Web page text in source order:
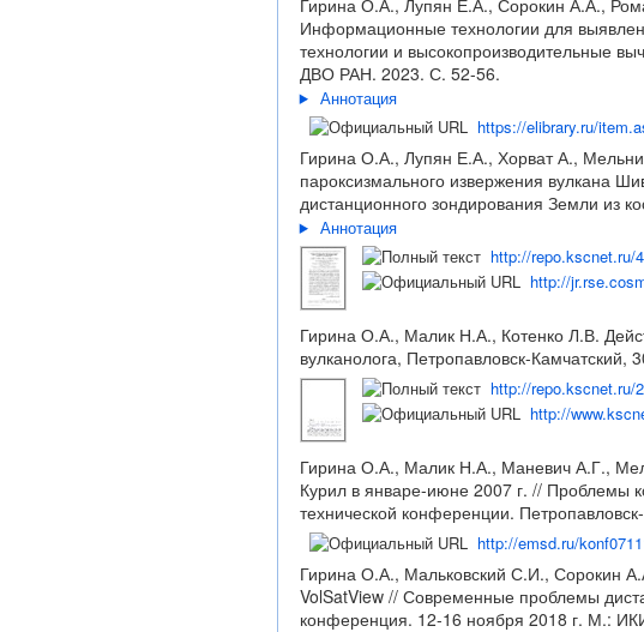
Гирина О.А., Лупян Е.А., Сорокин А.А.,
Информационные технологии для
технологии и высокопроизводительные
ДВО РАН. 2023. С. 52-56.
Аннотация
https://elibrary.ru/
Гирина О.А., Лупян Е.А., Хорват А.,
пароксизмального извержения вулкана
дистанционного зондирования Земли из
Аннотация
http://repo.kscnet.ru/
http://
Гирина О.А., Малик Н.А., Котенко Л.В.
вулканолога, Петропавловск-
http://repo.kscnet.ru/
http://
Гирина О.А., Малик Н.А., Маневич А.Г.,
Курил в январе-июне 2007 г. // Проблемы
технической конференции.
http://emsd.ru/
Гирина О.А., Мальковский С.И., Сорокин
VolSatView // Современные проблемы
конференция. 12-16 ноября 2018 г. М.: